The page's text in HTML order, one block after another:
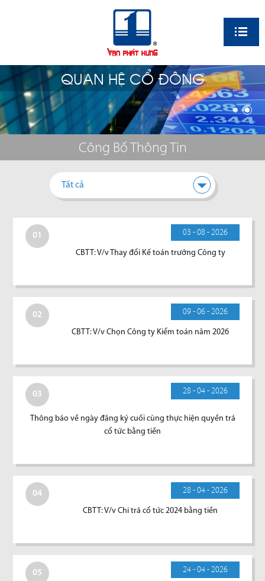
QUAN HỆ CỔ ĐÔNG
Công Bố Thông Tin
Tất cả
01 03 - 08 - 2026
CBTT: V/v Thay đổi Kế toán trưởng Công ty
02 09 - 06 - 2026
CBTT: V/v Chọn Công ty Kiểm toán năm 2026
03 28 - 04 - 2026
Thông báo về ngày đăng ký cuối cùng thực hiện quyền trả
cổ tức bằng tiền
04 28 - 04 - 2026
CBTT: V/v Chi trả cổ tức 2024 bằng tiền
05 24 - 04 - 2026